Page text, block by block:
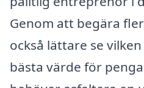
Genom att begära
också lättare se
bästa värde för